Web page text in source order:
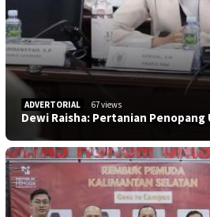
ADVERTORIAL 67 views
Dewi Raisha: Pertanian